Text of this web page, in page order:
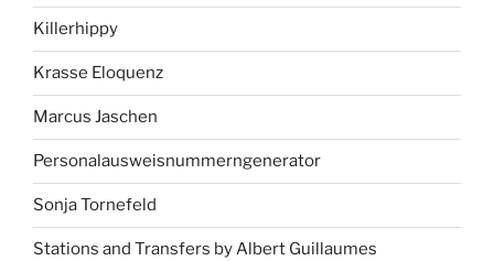
Killerhippy
Krasse Eloquenz
Marcus Jaschen
Personalausweisnummerngenerator
Sonja Tornefeld
Stations and Transfers by Albert Guillaumes